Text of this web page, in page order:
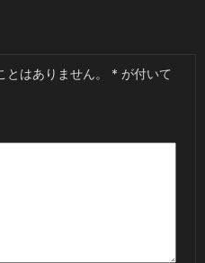
はありません。 * が付いて